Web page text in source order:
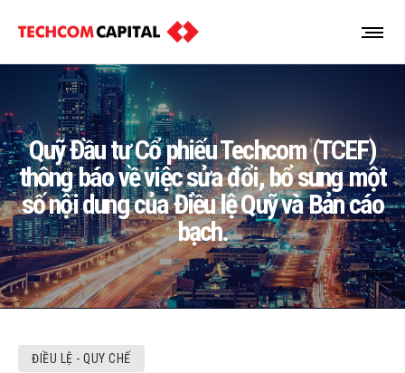
Quỹ Đầu tư Cổ phiếu Techcom (TCEF)
thông báo về việc sửa đổi, bổ sung một
số nội dung của Điều lệ Quỹ và Bản cáo
bạch.
ĐIỀU LỆ - QUY CHẾ